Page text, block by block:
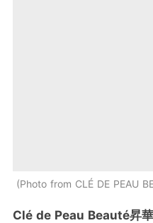
Photo from CLÉ DE PEAU
Clé de Peau Beauté昇